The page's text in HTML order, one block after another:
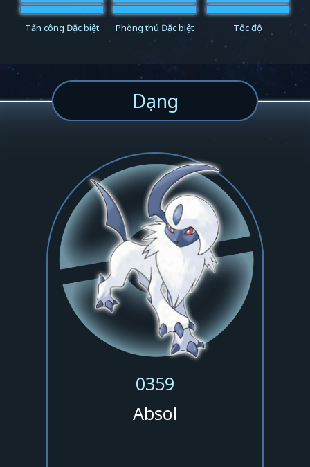
Tấn công Đặc biệt Phòng thủ Đặc biệt Tốc độ
Dạng
0359
Absol